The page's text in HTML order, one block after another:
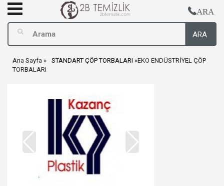
ARA
ARA
Ana Sayfa STANDART ÇÖP TORBALARI
EKO ENDÜSTRİYEL ÇÖP
TORBALARI